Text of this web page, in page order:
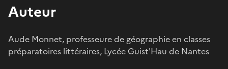
Auteur
Aude Monnet, professeure de géographie en classes
préparatoires littéraires, Lycée Guist'Hau de Nantes